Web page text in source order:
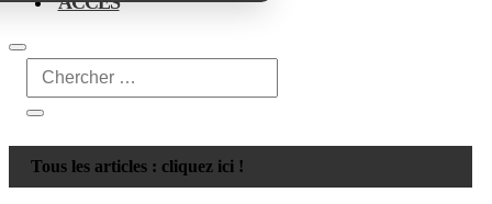
Tous les articles : cliquez ici !